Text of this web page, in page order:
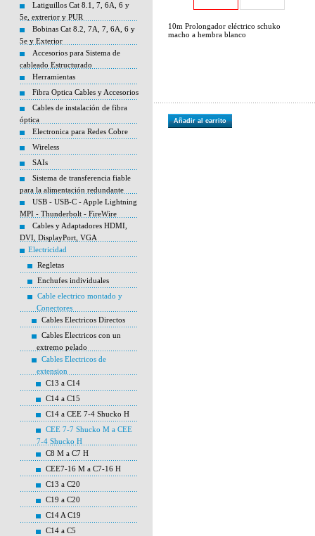
Latiguillos Cat 8.1, 7, 6A, 6 y
5e, extrerior y PUR
Bobinas Cat 8.2, 7A, 7, 6A, 6 y
5e y Exterior
Accesorios para Sistema de
cableado Estructurado
Herramientas
Fibra Optica Cables y Accesorios
Cables de instalación de fibra
óptica
Electronica para Redes Cobre
Wireless
SAIs
Sistema de transferencia fiable
para la alimentación redundante
USB - USB-C - Apple Lightning
MPI - Thunderbolt - FireWire
Cables y Adaptadores HDMI,
DVI, DisplayPort, VGA
Electricidad
Regletas
Enchufes individuales
Cable electrico montado y
Conectores
Cables Electricos Directos
Cables Electricos con un
extremo pelado
Cables Electricos de
extension
C13 a C14
C14 a C15
C14 a CEE 7-4 Shucko H
CEE 7-7 Shucko M a CEE
7-4 Shucko H
C8 M a C7 H
CEE7-16 M a C7-16 H
C13 a C20
C19 a C20
C14 A C19
C14 a C5
10m Prolongador eléctrico schuko
macho a hembra blanco
Añadir al carrito